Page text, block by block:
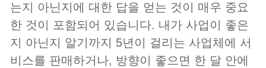
는지 아닌지에 대한 답을 얻는 것이 매우 중요
한 것이 포함되어 있습니다. 내가 사업이 좋은
지 아닌지 알기까지 5년이 걸리는 사업체에 서
비스를 판매하거나, 방향이 좋으면 한 달 안에